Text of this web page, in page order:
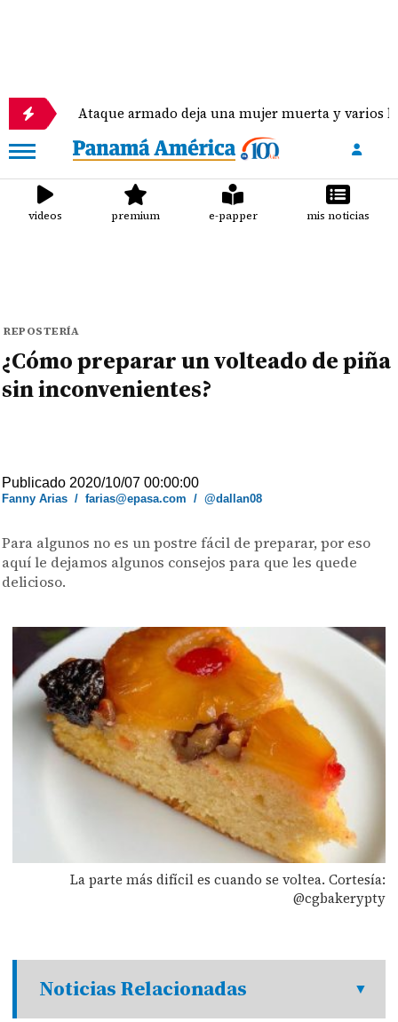
Ataque armado deja una mujer muerta y varios heridos
videos premium e-papper mis noticias
REPOSTERÍA
¿Cómo preparar un volteado de piña
sin inconvenientes?
Publicado 2020/10/07 00:00:00
Fanny Arias /farias@epasa.com /@dallan08
Para algunos no es un postre fácil de preparar, por eso
aquí le dejamos algunos consejos para que les quede
delicioso.
La parte más difícil es cuando se voltea. Cortesía:
@cgbakerypty
Noticias Relacionadas